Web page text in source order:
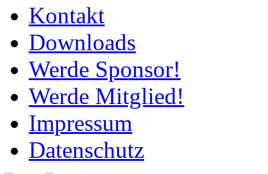
Kontakt
Downloads
Werde Sponsor!
Werde Mitglied!
Impressum
Datenschutz